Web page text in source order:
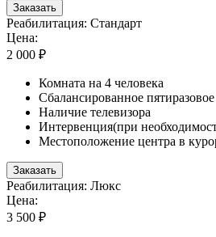
Заказать
Реабилитация: Стандарт
Цена:
2 000 ₽
Комната на 4 человека
Сбалансированное
Наличие телевизора
Интервенция(при
Местоположение центра в
Заказать
Реабилитация: Люкс
Цена:
3 500 ₽